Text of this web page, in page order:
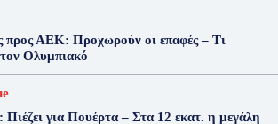
προς ΑΕΚ: Προχωρούν οι επαφές – Τι
Ολυμπιακό
Πιέζει για Πουέρτα – Στα 12 εκατ. η μεγάλη